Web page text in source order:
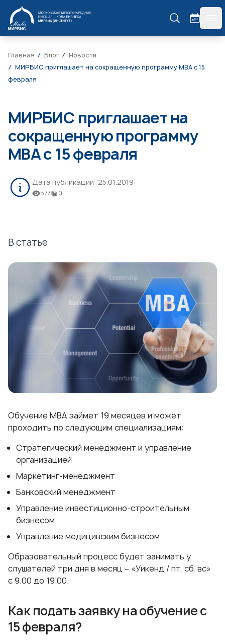
МИРБИС
Главная Блог
Новости
МИРБИС приглашает на сокращенную программу MBA с 15
февраля
МИРБИС приглашает на
сокращенную программу
MBA с 15 февраля
Дата публикации: 25.01.2019
577 0
В статье
Обучение МВА займет 19 месяцев и может
проходить по следующим специализациям:
Стратегический менеджмент и управление
организацией
Маркетинг-менеджмент
Банковский менеджмент
Управление инвестиционно-строительным
бизнесом
Управление медицинским бизнесом
Образовательный процесс будет занимать у
слушателей три дня в месяц – «Уикенд / пт, сб, вс»
с 9.00 до 19.00.
Как подать заявку на обучение с
15 февраля?